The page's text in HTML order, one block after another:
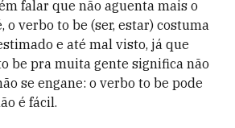
falar que não aguenta mais o
o verbo to be (ser, estar) costuma
e até mal visto, já que
be pra muita gente significa não
se engane: o verbo to be pode
é fácil.